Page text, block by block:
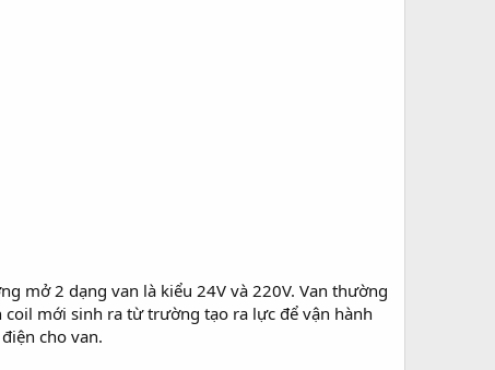
mở 2 dạng van là kiểu 24V và 220V. Van thường
mới sinh ra từ trường tạo ra lực để vận hành
cho van.